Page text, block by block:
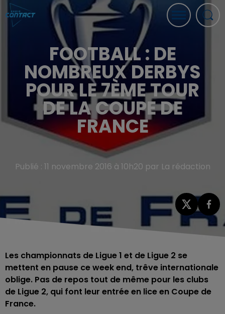
FOOTBALL : DE
NOMBREUX DERBYS
POUR LE 7ÈME TOUR
DE LA COUPE DE
FRANCE
Publié : 11 novembre 2016 à 10h20 par La rédaction
Les championnats de Ligue 1 et de Ligue 2 se
mettent en pause ce week end, trêve internationale
oblige. Pas de repos tout de même pour les clubs
de Ligue 2, qui font leur entrée en lice en Coupe de
France.